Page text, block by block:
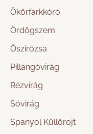
Ökörfarkkóró
Ördögszem
Őszirózsa
Pillangóvirág
Rézvirág
Sóvirág
Spanyol Küllőrojt